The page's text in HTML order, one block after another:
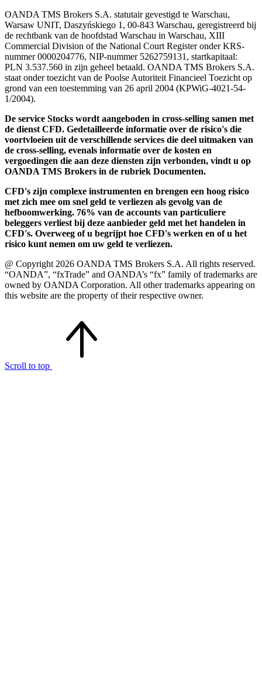
OANDA TMS Brokers S.A. statutair gevestigd te Warschau,
Warsaw UNIT, Daszyńskiego 1, 00-843 Warschau, geregistreerd bij
de rechtbank van de hoofdstad Warschau in Warschau, XIII
Commercial Division of the National Court Register onder KRS-
nummer 0000204776, NIP-nummer 5262759131, startkapitaal:
PLN 3.537.560 in zijn geheel betaald. OANDA TMS Brokers S.A.
staat onder toezicht van de Poolse Autoriteit Financieel Toezicht op
grond van een toestemming van 26 april 2004 (KPWiG-4021-54-
1/2004).
De service Stocks wordt aangeboden in cross-selling samen met
de dienst CFD. Gedetailleerde informatie over de risico's die
voortvloeien uit de verschillende services die deel uitmaken van
de cross-selling, evenals informatie over de kosten en
vergoedingen die aan deze diensten zijn verbonden, vindt u op
OANDA TMS Brokers in de rubriek Documenten.
CFD's zijn complexe instrumenten en brengen een hoog risico
met zich mee om snel geld te verliezen als gevolg van de
hefboomwerking. 76% van de accounts van particuliere
beleggers verliest bij deze aanbieder geld met het handelen in
CFD's. Overweeg of u begrijpt hoe CFD's werken en of u het
risico kunt nemen om uw geld te verliezen.
@ Copyright 2026 OANDA TMS Brokers S.A. All rights reserved.
“OANDA”, “fxTrade” and OANDA’s “fx” family of trademarks are
owned by OANDA Corporation. All other trademarks appearing on
this website are the property of their respective owner.
Scroll to top